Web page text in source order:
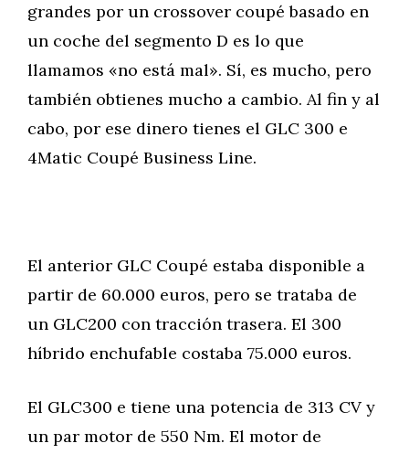
grandes por un crossover coupé basado en
un coche del segmento D es lo que
llamamos «no está mal». Sí, es mucho, pero
también obtienes mucho a cambio. Al fin y al
cabo, por ese dinero tienes el GLC 300 e
4Matic Coupé Business Line.
El anterior GLC Coupé estaba disponible a
partir de 60.000 euros, pero se trataba de
un GLC200 con tracción trasera. El 300
híbrido enchufable costaba 75.000 euros.
El GLC300 e tiene una potencia de 313 CV y
un par motor de 550 Nm. El motor de